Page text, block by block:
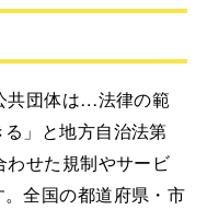
共団体は…法律の範
」と地方自治法第
わせた規制やサービ
全国の都道府県・市